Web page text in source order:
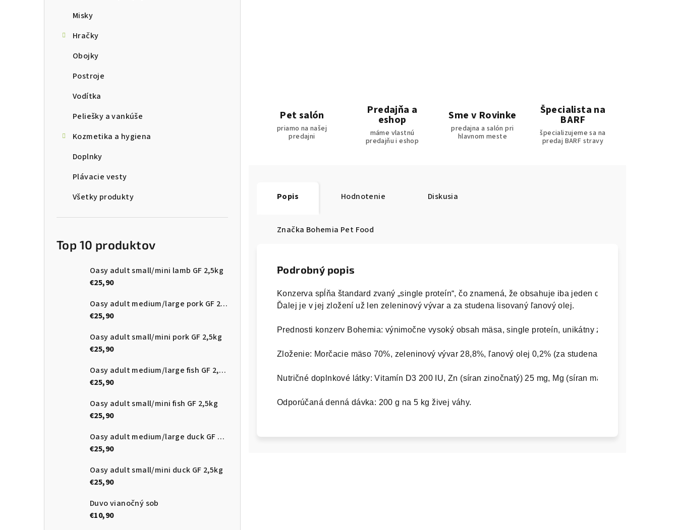
Misky
Hračky
Obojky
Postroje
Vodítka
Peliešky a vankúše
Kozmetika a hygiena
Doplnky
Plávacie vesty
Všetky produkty
Top 10 produktov
Oasy adult small/mini lamb GF 2,5kg
€25,90
Oasy adult medium/large pork GF 2,5kg
€25,90
Oasy adult small/mini pork GF 2,5kg
€25,90
Oasy adult medium/large fish GF 2,5kg
€25,90
Oasy adult small/mini fish GF 2,5kg
€25,90
Oasy adult medium/large duck GF 2,5kg
€25,90
Oasy adult small/mini duck GF 2,5kg
€25,90
Duvo vianočný sob
€10,90
Pet salón
priamo na našej
predajni
Predajňa a
eshop
máme vlastnú
predajňu i eshop
Sme v Rovinke
predajna a salón pri
hlavnom meste
Špecialista na
BARF
špecializujeme sa na
predaj BARF stravy
Popis Hodnotenie Diskusia
Značka Bohemia Pet Food
Podrobný popis
Konzerva spĺňa štandard zvaný „single proteín“, čo znamená, že obsahuje iba jeden druh bielkoviny –
Ďalej je v jej zložení už len zeleninový vývar a za studena lisovaný ľanový olej.
Zloženie: Morčacie mäso 70%, zeleninový vývar 28,8%, ľanový olej 0,2% (za studena lisovaný).
Nutričné ​​doplnkové látky: Vitamín D3 200 IU, Zn (síran zinočnatý) 25 mg, Mg (síran mangánatý) 1,4 mg, I
Odporúčaná denná dávka: 200 g na 5 kg živej váhy.